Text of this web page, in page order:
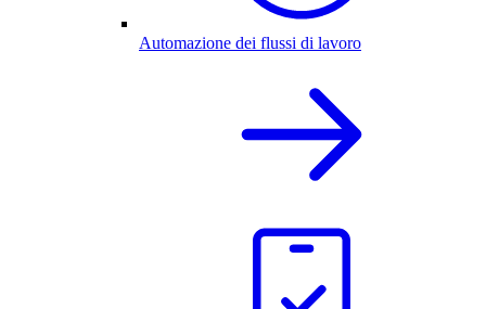
Automazione dei flussi di lavoro